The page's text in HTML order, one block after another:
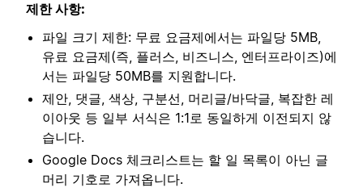
제한 사항:
파일 크기 제한: 무료 요금제에서는 파일당 5MB,
유료 요금제(즉, 플러스, 비즈니스, 엔터프라이즈)에
서는 파일당 50MB를 지원합니다.
제안, 댓글, 색상, 구분선, 머리글/바닥글, 복잡한 레
이아웃 등 일부 서식은 1:1로 동일하게 이전되지 않
습니다.
Google Docs 체크리스트는 할 일 목록이 아닌 글
머리 기호로 가져옵니다.